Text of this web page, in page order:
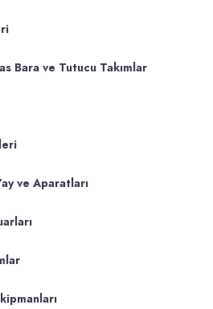
Bara ve Tutucu Takımlar
ve Aparatları